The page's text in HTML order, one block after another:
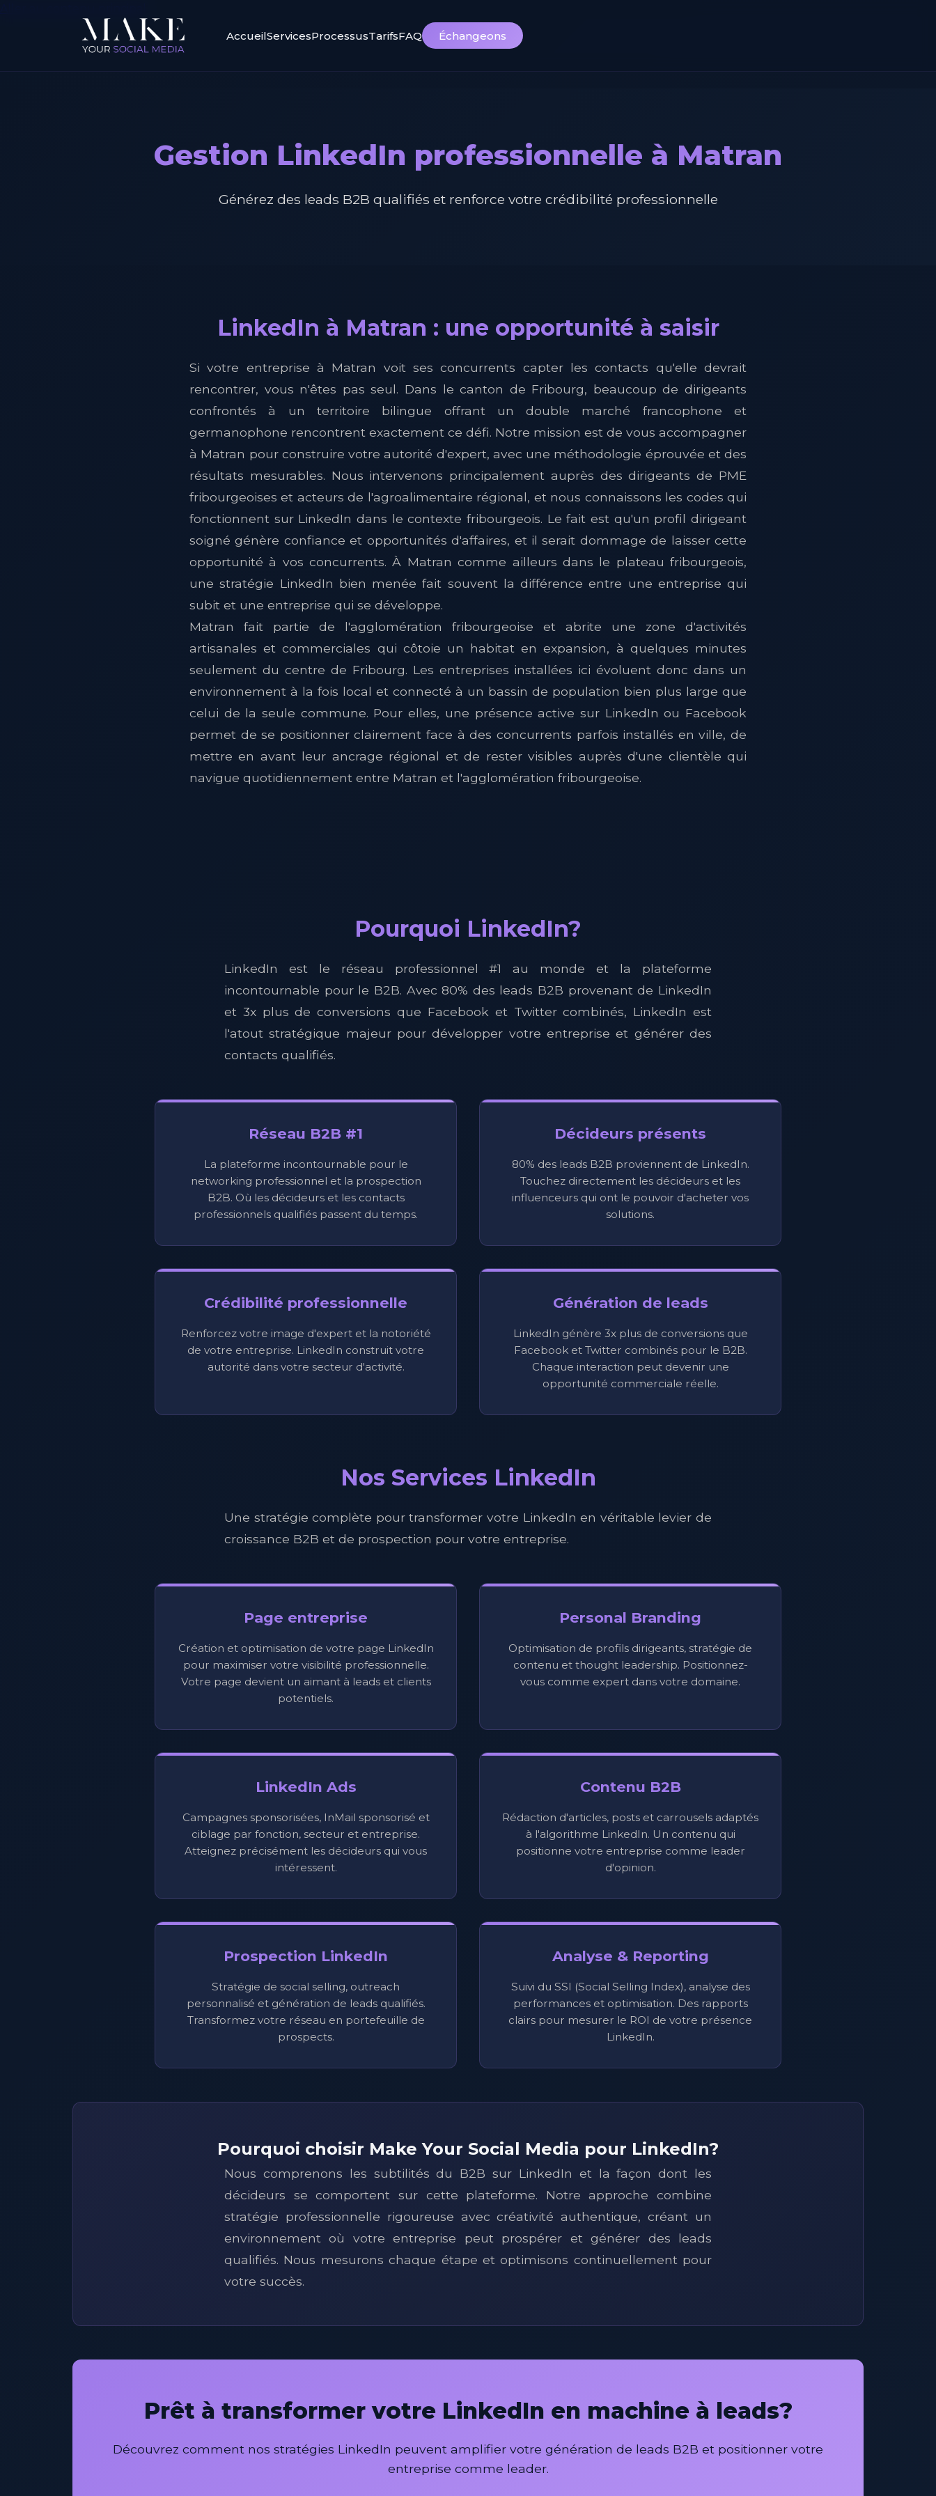
AccueilServicesProcessusTarifsFAQ Échangeons
Gestion LinkedIn professionnelle à Matran
Générez des leads B2B qualifiés et renforce votre crédibilité professionnelle
LinkedIn à Matran : une opportunité à saisir
Si votre entreprise à Matran voit ses concurrents capter les contacts qu'elle devrait
rencontrer, vous n'êtes pas seul. Dans le canton de Fribourg, beaucoup de dirigeants
confrontés à un territoire bilingue offrant un double marché francophone et
germanophone rencontrent exactement ce défi. Notre mission est de vous accompagner
à Matran pour construire votre autorité d'expert, avec une méthodologie éprouvée et des
résultats mesurables. Nous intervenons principalement auprès des dirigeants de PME
fribourgeoises et acteurs de l'agroalimentaire régional, et nous connaissons les codes qui
fonctionnent sur LinkedIn dans le contexte fribourgeois. Le fait est qu'un profil dirigeant
soigné génère confiance et opportunités d'affaires, et il serait dommage de laisser cette
opportunité à vos concurrents. À Matran comme ailleurs dans le plateau fribourgeois,
une stratégie LinkedIn bien menée fait souvent la différence entre une entreprise qui
subit et une entreprise qui se développe.
Matran fait partie de l'agglomération fribourgeoise et abrite une zone d'activités
artisanales et commerciales qui côtoie un habitat en expansion, à quelques minutes
seulement du centre de Fribourg. Les entreprises installées ici évoluent donc dans un
environnement à la fois local et connecté à un bassin de population bien plus large que
celui de la seule commune. Pour elles, une présence active sur LinkedIn ou Facebook
permet de se positionner clairement face à des concurrents parfois installés en ville, de
mettre en avant leur ancrage régional et de rester visibles auprès d'une clientèle qui
navigue quotidiennement entre Matran et l'agglomération fribourgeoise.
Pourquoi LinkedIn?
LinkedIn est le réseau professionnel #1 au monde et la plateforme
incontournable pour le B2B. Avec 80% des leads B2B provenant de LinkedIn
et 3x plus de conversions que Facebook et Twitter combinés, LinkedIn est
l'atout stratégique majeur pour développer votre entreprise et générer des
contacts qualifiés.
Réseau B2B #1
La plateforme incontournable pour le
networking professionnel et la prospection
B2B. Où les décideurs et les contacts
professionnels qualifiés passent du temps.
Décideurs présents
80% des leads B2B proviennent de LinkedIn.
Touchez directement les décideurs et les
influenceurs qui ont le pouvoir d'acheter vos
solutions.
Crédibilité professionnelle
Renforcez votre image d'expert et la notoriété
de votre entreprise. LinkedIn construit votre
autorité dans votre secteur d'activité.
Génération de leads
LinkedIn génère 3x plus de conversions que
Facebook et Twitter combinés pour le B2B.
Chaque interaction peut devenir une
opportunité commerciale réelle.
Nos Services LinkedIn
Une stratégie complète pour transformer votre LinkedIn en véritable levier de
croissance B2B et de prospection pour votre entreprise.
Page entreprise
Création et optimisation de votre page LinkedIn
pour maximiser votre visibilité professionnelle.
Votre page devient un aimant à leads et clients
potentiels.
Personal Branding
Optimisation de profils dirigeants, stratégie de
contenu et thought leadership. Positionnez-
vous comme expert dans votre domaine.
LinkedIn Ads
Campagnes sponsorisées, InMail sponsorisé et
ciblage par fonction, secteur et entreprise.
Atteignez précisément les décideurs qui vous
intéressent.
Contenu B2B
Rédaction d'articles, posts et carrousels adaptés
à l'algorithme LinkedIn. Un contenu qui
positionne votre entreprise comme leader
d'opinion.
Prospection LinkedIn
Stratégie de social selling, outreach
personnalisé et génération de leads qualifiés.
Transformez votre réseau en portefeuille de
prospects.
Analyse & Reporting
Suivi du SSI (Social Selling Index), analyse des
performances et optimisation. Des rapports
clairs pour mesurer le ROI de votre présence
LinkedIn.
Pourquoi choisir Make Your Social Media pour LinkedIn?
Nous comprenons les subtilités du B2B sur LinkedIn et la façon dont les
décideurs se comportent sur cette plateforme. Notre approche combine
stratégie professionnelle rigoureuse avec créativité authentique, créant un
environnement où votre entreprise peut prospérer et générer des leads
qualifiés. Nous mesurons chaque étape et optimisons continuellement pour
votre succès.
Prêt à transformer votre LinkedIn en machine à leads?
Découvrez comment nos stratégies LinkedIn peuvent amplifier votre génération de leads B2B et positionner votre
entreprise comme leader.